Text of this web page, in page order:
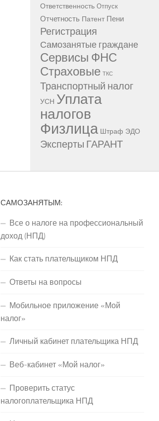
Ответственность Отпуск
Отчетность Патент Пени
Регистрация
Самозанятые граждане
Сервисы ФНС
Страховые ТКС
Транспортный налог
УСН Уплата
налогов
Физлица Штраф ЭДО
Эксперты ГАРАНТ
САМОЗАНЯТЫМ:
Все о налоге на профессиональный
доход (НПД)
Как стать плательщиком НПД
Ответы на вопросы
Мобильное приложение «Мой
налог»
Личный кабинет плательщика НПД
Веб-кабинет «Мой налог»
Проверить статус
налогоплательщика НПД